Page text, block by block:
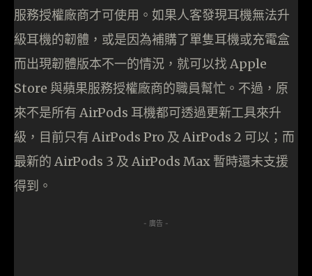
服務授權廠商才可使用。如果人客發現耳機無法升
級耳機的韌體，或是因為補購了單隻耳機或充電盒
而出現韌體版本不一的情況，就可以找 Apple
Store 與蘋果服務授權廠商的職員幫忙。不過，原
來不是所有 AirPods 耳機都可透過更新工具來升
級，目前只有 AirPods Pro 及 AirPods 2 可以；而
最新的 AirPods 3 及 AirPods Max 暫時還未支援
得到。
- 廣告 -